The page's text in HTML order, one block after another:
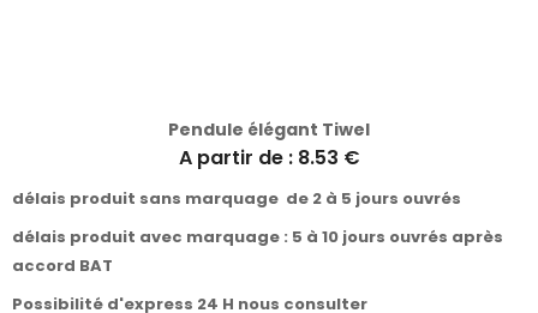
Pendule élégant Tiwel
A partir de : 8.53 €
délais produit sans marquage de 2 à 5 jours ouvrés
délais produit avec marquage : 5 à 10 jours ouvrés après
accord BAT
Possibilité d'express 24 H nous consulter